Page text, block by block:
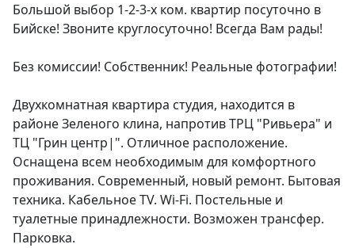
Большой выбор 1-2-3-х ком. квартир посуточно в
Бийске! Звоните круглосуточно! Всегда Вам рады!
Без комиссии! Собственник! Реальные фотографии!
Двухкомнатная квартира студия, находится в
районе Зеленого клина, напротив ТРЦ "Ривьера" и
ТЦ "Грин центр|". Отличное расположение.
Оснащена всем необходимым для комфортного
проживания. Современный, новый ремонт. Бытовая
техника. Кабельное TV. Wi-Fi. Постельные и
туалетные принадлежности. Возможен трансфер.
Парковка.